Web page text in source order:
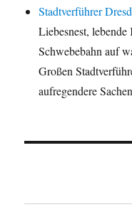
Stadtverführer
Liebesnest,
Schwebebahn auf
Großen
aufregendere